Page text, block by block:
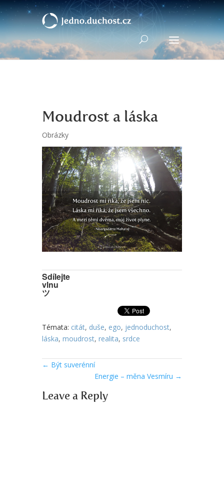
Moudrost a láska
Obrázky
Sdílejte
vlnu
ツ
Témata: citát, duše, ego, jednoduchost,
láska, moudrost, realita, srdce
← Být suverénní
Energie – měna Vesmíru →
Leave a Reply